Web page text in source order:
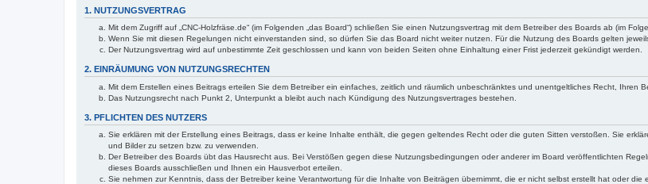
1. NUTZUNGSVERTRAG
Mit dem Zugriff auf „CNC-Holzfräse.de“ (im Folgenden „das Board“) schließen Sie einen Nutzungsvertrag mit dem Betreiber des Boards ab (im
Wenn Sie mit diesen Regelungen nicht einverstanden sind, so dürfen Sie das Board nicht weiter nutzen. Für die Nutzung des Boards gelten
Der Nutzungsvertrag wird auf unbestimmte Zeit geschlossen und kann von beiden Seiten ohne Einhaltung einer Frist jederzeit gekündigt werden.
2. EINRÄUMUNG VON NUTZUNGSRECHTEN
Mit dem Erstellen eines Beitrags erteilen Sie dem Betreiber ein einfaches, zeitlich und räumlich unbeschränktes und unentgeltliches Recht, Ihren
Das Nutzungsrecht nach Punkt 2, Unterpunkt a bleibt auch nach Kündigung des Nutzungsvertrages bestehen.
3. PFLICHTEN DES NUTZERS
Sie erklären mit der Erstellung eines Beitrags, dass er keine Inhalte enthält, die gegen geltendes Recht oder die guten Sitten verstoßen. Sie
und Bilder zu setzen bzw. zu verwenden.
Der Betreiber des Boards übt das Hausrecht aus. Bei Verstößen gegen diese Nutzungsbedingungen oder anderer im Board veröffentlichten
dieses Boards ausschließen und Ihnen ein Hausverbot erteilen.
Sie nehmen zur Kenntnis, dass der Betreiber keine Verantwortung für die Inhalte von Beiträgen übernimmt, die er nicht selbst erstellt hat oder